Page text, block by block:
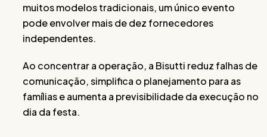
muitos modelos tradicionais, um único evento
pode envolver mais de dez fornecedores
independentes.
Ao concentrar a operação, a Bisutti reduz falhas de
comunicação, simplifica o planejamento para as
famílias e aumenta a previsibilidade da execução no
dia da festa.